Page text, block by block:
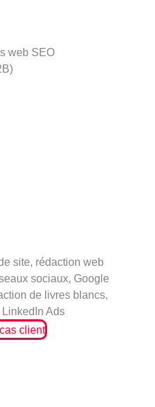
web SEO
site, rédaction web
sociaux, Google
de livres blancs,
Ads
client